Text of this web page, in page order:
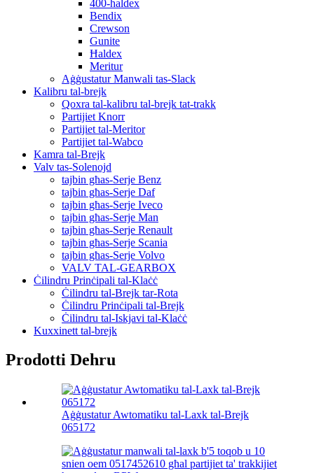
400-haldex
Bendix
Crewson
Gunite
Ħaldex
Meritur
Aġġustatur Manwali tas-Slack
Kalibru tal-brejk
Qoxra tal-kalibru tal-brejk tat-trakk
Partijiet Knorr
Partijiet tal-Meritor
Partijiet tal-Wabco
Kamra tal-Brejk
Valv tas-Solenojd
tajbin għas-Serje Benz
tajbin għas-Serje Daf
tajbin għas-Serje Iveco
tajbin għas-Serje Man
tajbin għas-Serje Renault
tajbin għas-Serje Scania
tajbin għas-Serje Volvo
VALV TAL-GEARBOX
Ċilindru Prinċipali tal-Klaċċ
Ċilindru tal-Brejk tar-Rota
Ċilindru Prinċipali tal-Brejk
Ċilindru tal-Iskjavi tal-Klaċċ
Kuxxinett tal-brejk
Prodotti Dehru
Aġġustatur Awtomatiku tal-Laxk tal-Brejk
065172